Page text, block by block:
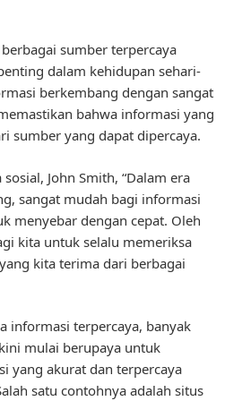
sumber terpercaya
dalam kehidupan sehari-
berkembang dengan sangat
bahwa informasi yang
sumber yang dapat dipercaya.
John Smith, “Dalam era
sangat mudah bagi informasi
menyebar dengan cepat. Oleh
kita untuk selalu memeriksa
kita terima dari berbagai
informasi terpercaya, banyak
mulai berupaya untuk
yang akurat dan terpercaya
satu contohnya adalah situs